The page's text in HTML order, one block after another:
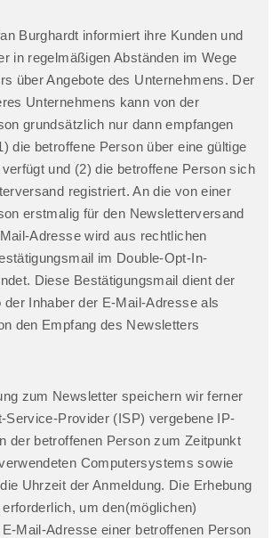
Burghardt informiert ihre Kunden und
in regelmäßigen Abständen im Wege
über Angebote des Unternehmens. Der
Unternehmens kann von der
grundsätzlich nur dann empfangen
die betroffene Person über eine gültige
und (2) die betroffene Person sich
registriert. An die von einer
erstmalig für den Newsletterversand
Adresse wird aus rechtlichen
im Double-Opt-In-
Diese Bestätigungsmail dient der
der Inhaber der E-Mail-Adresse als
den Empfang des Newsletters
zum Newsletter speichern wir ferner
Service-Provider (ISP) vergebene IP-
der betroffenen Person zum Zeitpunkt
Computersystems sowie
Uhrzeit der Anmeldung. Die Erhebung
um den(möglichen)
Mail-Adresse einer betroffenen Person